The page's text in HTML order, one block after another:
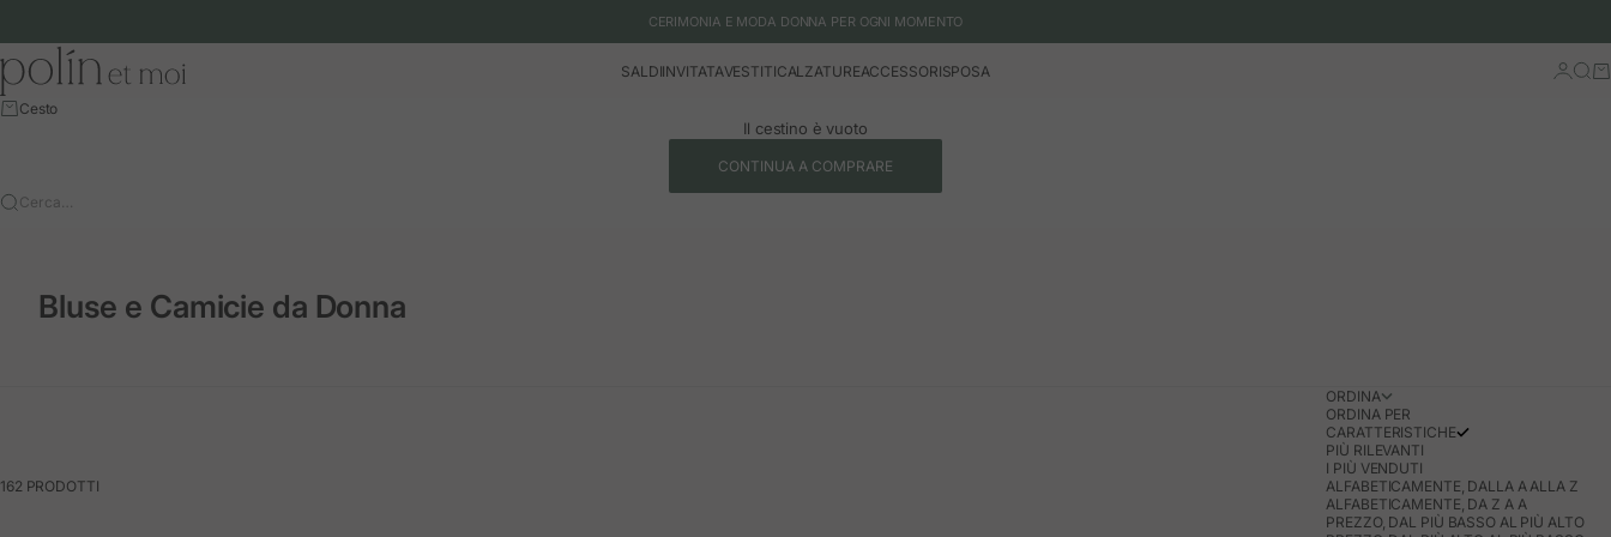
CERIMONIA E MODA DONNA PER OGNI MOMENTO
Polín et moi - EU
SALDIINVITATAVESTITICALZATUREACCESSORISPOSA Accedi
Cesto
Il cestino è vuoto
CONTINUA A COMPRARE
Cerca…
Bluse e Camicie da Donna
162 PRODOTTI
ORDINA
ORDINA PER
CARATTERISTICHE
PIÙ RILEVANTI
I PIÙ VENDUTI
ALFABETICAMENTE, DALLA A ALLA Z
ALFABETICAMENTE, DA Z A A
PREZZO, DAL PIÙ BASSO AL PIÙ ALTO